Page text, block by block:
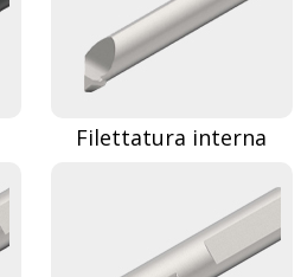
Filettatura interna